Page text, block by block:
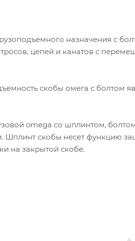
назначения с
цепей и канатов с
скобы омега с болтом
omega со шплинтом,
Шплинт скобы несет функцию
на закрытой скобе.